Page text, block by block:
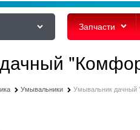
Запчасти
Умывальники Умывальник дачный